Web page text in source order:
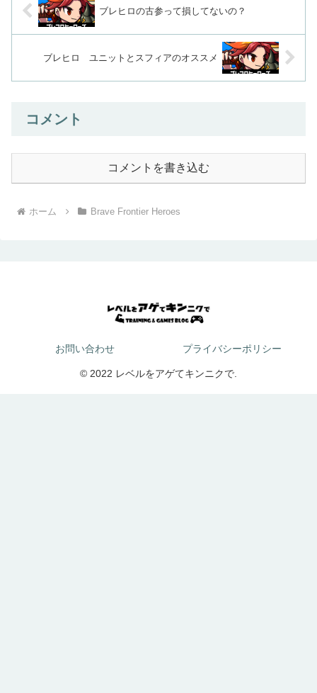
ブレヒロの古参って損してないの？
ブレヒロ ユニットとスフィアのオススメ
コメント
コメントを書き込む
ホーム Brave Frontier Heroes
お問い合わせ プライバシーポリシー
© 2022 レベルをアゲてキンニクで.